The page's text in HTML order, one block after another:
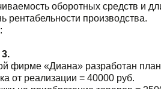
оборотных средств и
рентабельности производства.
фирме «Диана» разработан
от реализации = 40000 руб.